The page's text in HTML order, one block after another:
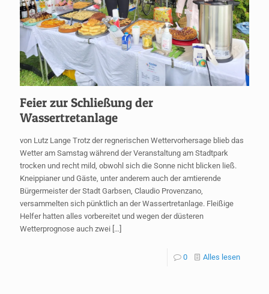
Feier zur Schließung der
Wassertretanlage
von Lutz Lange Trotz der regnerischen Wettervorhersage blieb das
Wetter am Samstag während der Veranstaltung am Stadtpark
trocken und recht mild, obwohl sich die Sonne nicht blicken ließ.
Kneippianer und Gäste, unter anderem auch der amtierende
Bürgermeister der Stadt Garbsen, Claudio Provenzano,
versammelten sich pünktlich an der Wassertretanlage. Fleißige
Helfer hatten alles vorbereitet und wegen der düsteren
Wetterprognose auch zwei […]
0 Alles lesen